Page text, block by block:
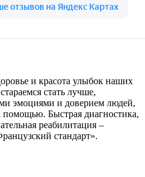
и красота улыбок наших
стать лучше,
эмоциями и доверием людей,
Быстрая диагностика,
реабилитация –
стандарт».